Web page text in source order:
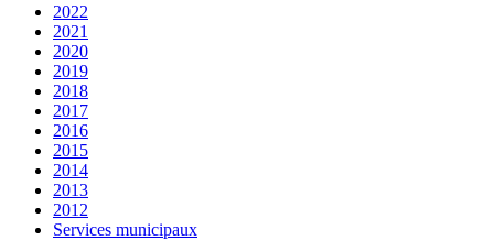
2022
2021
2020
2019
2018
2017
2016
2015
2014
2013
2012
Services municipaux